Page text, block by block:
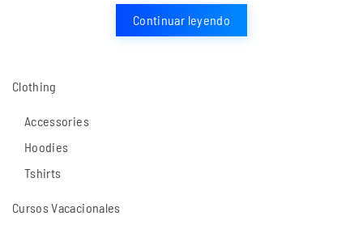
platformun
Continuar leyendo
Clothing
Accessories
Hoodies
Tshirts
Cursos Vacacionales